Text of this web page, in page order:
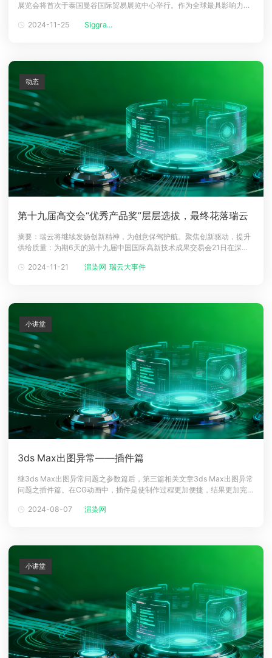
展览会将首次于泰国曼谷国际贸易展览中心举行。作为全球最具影响力、
行业巨头及领先企业以及7000多名行业人士汇集于此，共享CG行业盛
2024-11-25 Siggra...
第十九届高交会“优秀产品奖”层层选拔，最终花落瑞云
摘要：瑞云将继续发扬创新精神，为创意保驾护航。聚焦创新驱动，提升
供给质量：为期6天的第十九届中国国际高新技术成果交易会21日在深圳
动和科技体验等，精彩纷呈！本届高交会展示的高新技术项目达到10020
2024-11-21 渲染网 瑞云大事件
动态
3ds Max出图异常——插件篇
继3ds Max出图异常问题之参数篇后，第三篇相关文章3ds Max出图异常
问题之插件篇。在CG动画中，插件是使制作过程更加便捷，结果更加完美
也是需要遵循其规律的，使用不当也会出现问题。其中由插件原因导致的
2024-08-07 渲染网
小讲堂
小讲堂